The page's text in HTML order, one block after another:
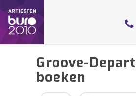
Groove-
boeken